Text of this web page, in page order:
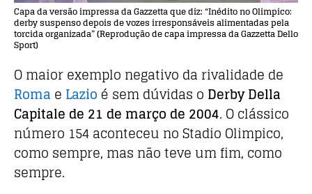
Capa da versão impressa da Gazzetta que diz: “Inédito no Olimpico:
derby suspenso depois de vozes irresponsáveis alimentadas pela
torcida organizada” (Reprodução de capa impressa da Gazzetta Dello
Sport)
O maior exemplo negativo da rivalidade de
Roma e Lazio é sem dúvidas o Derby Della
Capitale de 21 de março de 2004. O clássico
número 154 aconteceu no Stadio Olimpico,
como sempre, mas não teve um fim, como
sempre.